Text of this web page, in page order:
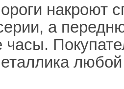
накроют
а
часы.